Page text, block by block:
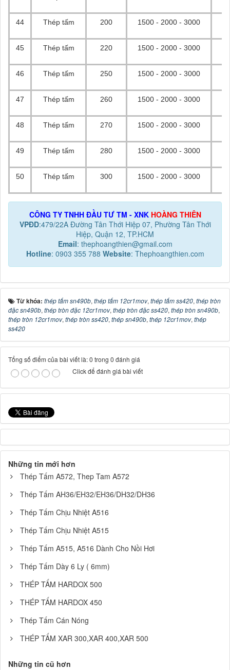
44 Thép tấm 200 1500 - 2000 - 3000
45 Thép tấm 220 1500 - 2000 - 3000
46 Thép tấm 250 1500 - 2000 - 3000
47 Thép tấm 260 1500 - 2000 - 3000
48 Thép tấm 270 1500 - 2000 - 3000
49 Thép tấm 280 1500 - 2000 - 3000
50 Thép tấm 300 1500 - 2000 - 3000
CÔNG TY TNHH ĐẦU TƯ TM - XNK HOÀNG THIÊN
VPĐD:479/22A Đường Tân Thới Hiệp 07, Phường Tân Thới
Hiệp, Quận 12, TP.HCM
Email: thephoangthien@gmail.com
Hotline: 0903 355 788 Website: Thephoangthien.com
Từ khóa: thép tấm sn490b, thép tấm 12cr1mov, thép tấm ss420, thép tròn
đặc sn490b, thép tròn đặc 12cr1mov, thép tròn đặc ss420, thép tròn sn490b,
thép tròn 12cr1mov, thép tròn ss420, thép sn490b, thép 12cr1mov, thép
ss420
Tổng số điểm của bài viết là: 0 trong 0 đánh giá
Click để đánh giá bài viết
Những tin mới hơn
Thép Tấm A572, Thep Tam A572
Thép Tấm AH36/EH32/EH36/DH32/DH36
Thép Tấm Chịu Nhiệt A516
Thép Tấm Chịu Nhiệt A515
Thép Tấm A515, A516 Dành Cho Nồi Hơi
Thép Tấm Dày 6 Ly ( 6mm)
THÉP TẤM HARDOX 500
THÉP TẤM HARDOX 450
Thép Tấm Cán Nóng
THÉP TẤM XAR 300,XAR 400,XAR 500
Những tin cũ hơn